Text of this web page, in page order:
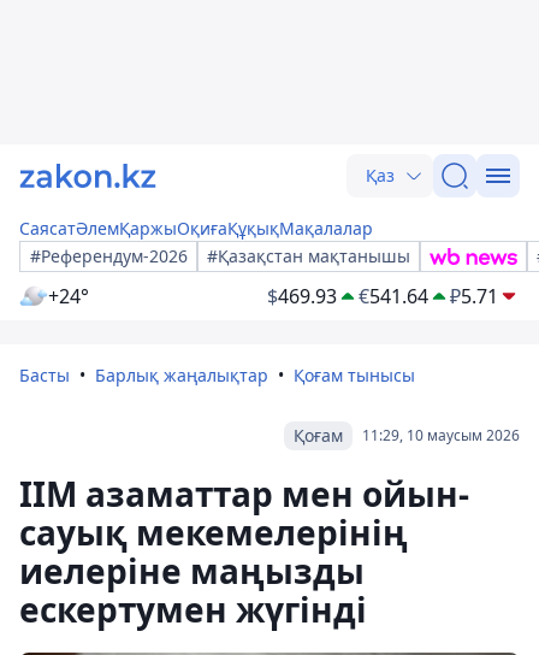
Қаз
СаясатӘлемҚаржыОқиғаҚұқықМақалалар
#Референдум-2026
#Қазақстан мақтанышы
+24° $469.93 €541.64 ₽5.71
Басты Барлық жаңалықтар Қоғам тынысы
11:29, 10 маусым 2026
Қоғам
ІІМ азаматтар мен ойын-
сауық мекемелерінің
иелеріне маңызды
ескертумен жүгінді